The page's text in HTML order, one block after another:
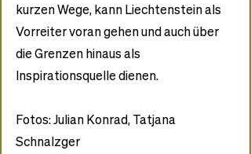
kurzen Wege, kann Liechtenstein als
Vorreiter voran gehen und auch über
die Grenzen hinaus als
Inspirationsquelle dienen.
Fotos: Julian Konrad, Tatjana
Schnalzger